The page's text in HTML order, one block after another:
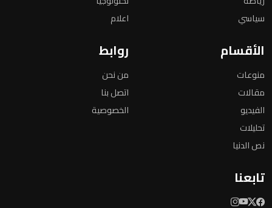
سياسي
اعلام
الأقسام
منوعات
مقالات
الفيديو
تحليلات
نص الدنيا
روابط
من نحن
اتصل بنا
الخصوصية
تابعنا